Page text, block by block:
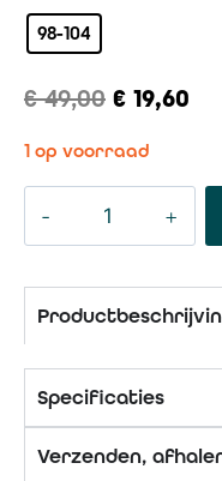
98-104
€49,00 € 19,60
1 op voorraad
Specificaties
Verzenden,